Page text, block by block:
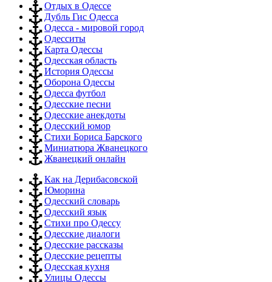
Отдых в Одессе
Дубль Гис Одесса
Одесса - мировой город
Одесситы
Карта Одессы
Одесская область
История Одессы
Оборона Одессы
Одесса футбол
Одесские песни
Одесские анекдоты
Одесский юмор
Стихи Бориса Барского
Миниатюра Жванецкого
Жванецкий онлайн
Как на Дерибасовской
Юморина
Одесский словарь
Одесский язык
Стихи про Одессу
Одесские диалоги
Одесские рассказы
Одесские рецепты
Одесская кухня
Улицы Одессы